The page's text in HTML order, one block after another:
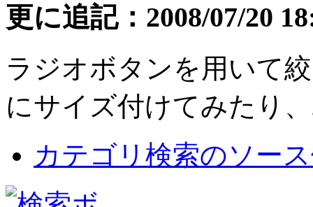
更に追記：2008/07/20
ラジオボタンを用いて
にサイズ付けてみたり
カテゴリ検索のソー